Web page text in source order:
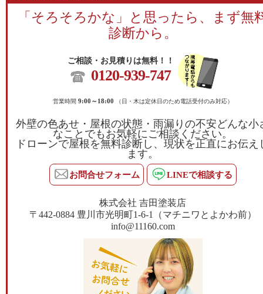
「そろそろかな」と思ったら、まず無
診断から。
ご相談・お見積りは無料！！
0120-939-747
営業時間 9:00～18:00 （日・木は定休日のため電話受付のみ対応）
外壁の色あせ・屋根の状態・雨漏りの不安どんな小
なことでもお気軽にご相談ください。
ドローンで屋根を無料診断し、現状を正直にお伝え
ます。
お問合せフォーム LINEで相談する
株式会社 吉田塗装店
〒442-0884 豊川市光明町1-6-1（マチニワとよかわ前）
info@11160.com